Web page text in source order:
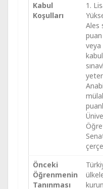
Kabul
Koşulları
1.
Ales
veya
Önceki
Öğrenmenin
Tanınması